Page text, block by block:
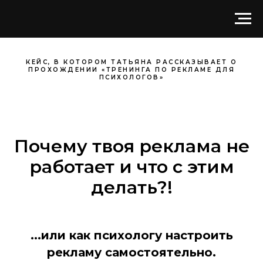
КЕЙС, В КОТОРОМ ТАТЬЯНА РАССКАЗЫВАЕТ О
ПРОХОЖДЕНИИ «ТРЕНИНГА ПО РЕКЛАМЕ ДЛЯ
ПСИХОЛОГОВ»
Почему твоя реклама не
работает и что с этим
делать?!
...или как психологу настроить
рекламу самостоятельно.